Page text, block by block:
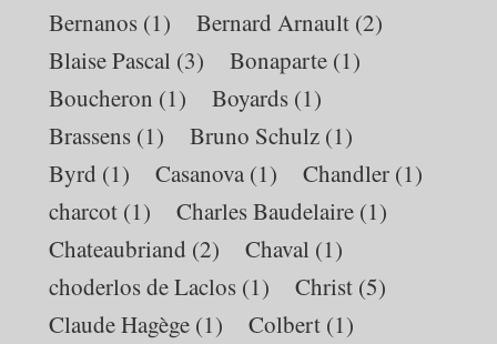
Bernanos (1) Bernard Arnault (2)
Blaise Pascal (3) Bonaparte (1)
Boucheron (1) Boyards (1)
Brassens (1) Bruno Schulz (1)
Byrd (1) Casanova (1) Chandler (1)
charcot (1) Charles Baudelaire (1)
Chateaubriand (2) Chaval (1)
choderlos de Laclos (1) Christ (5)
Claude Hagège (1) Colbert (1)